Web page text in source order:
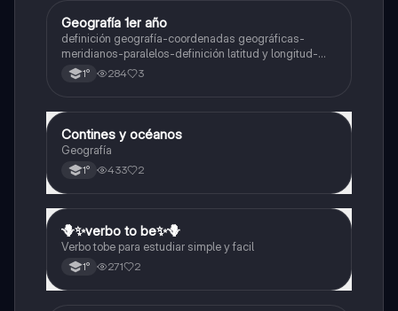
Geografía
Geografía 1er año
definición geografía-coordenadas geográficas-
meridianos-paralelos-definición latitud y longitud-
elementos del mapa-definición mapa-localización
relativa y absoluta
1° 284 3
Geografía
Contines y océanos
Geografía
1° 433 2
Inglés
🪻✨️verbo to be✨️🪻
Verbo tobe para estudiar simple y facil
1° 271 2